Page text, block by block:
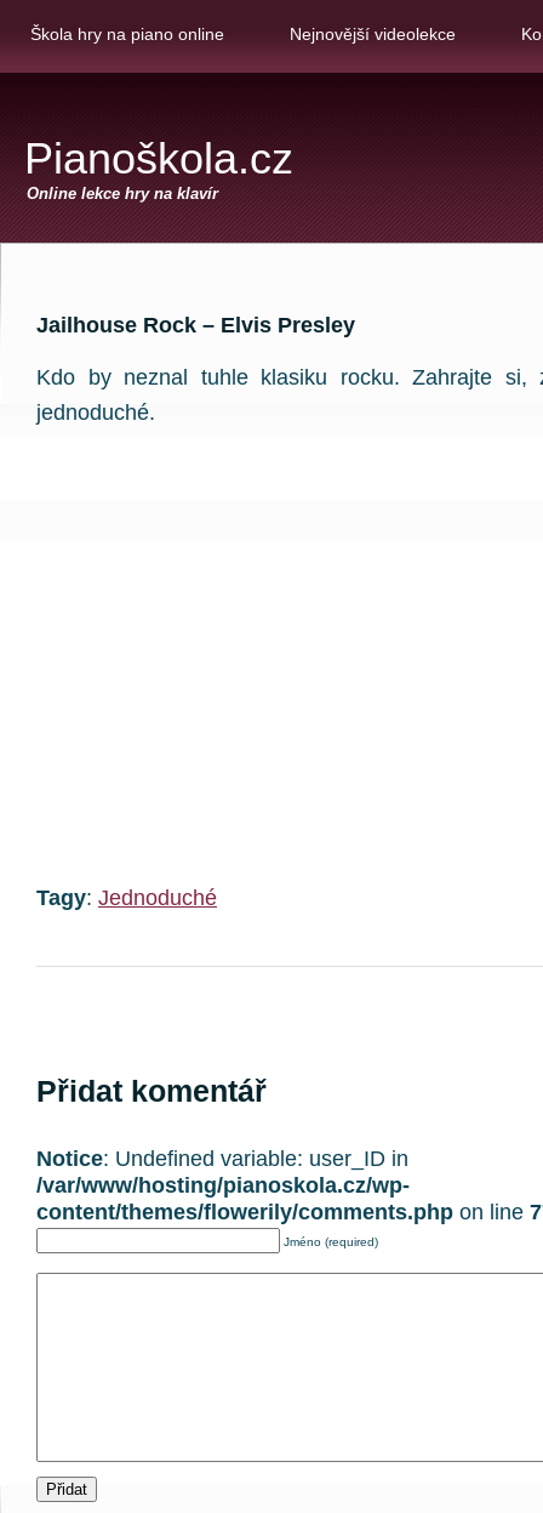
Škola hry na piano online Nejnovější videolekce
Pianoškola.cz
Online lekce hry na klavír
Jailhouse Rock – Elvis Presley
Kdo by neznal tuhle klasiku rocku. Zahrajte si,
jednoduché.
Tagy: Jednoduché
Přidat komentář
Notice: Undefined variable: user_ID in
/var/www/hosting/pianoskola.cz/wp-
content/themes/flowerily/comments.php on line
Jméno (required)